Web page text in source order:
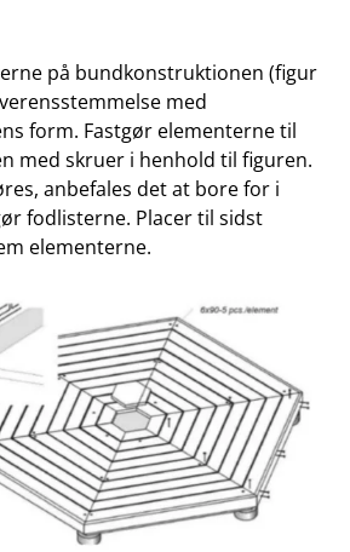
på bundkonstruktionen (figur
med
form. Fastgør elementerne til
med skruer i henhold til figuren.
anbefales det at bore for i
fodlisterne. Placer til sidst
elementerne.